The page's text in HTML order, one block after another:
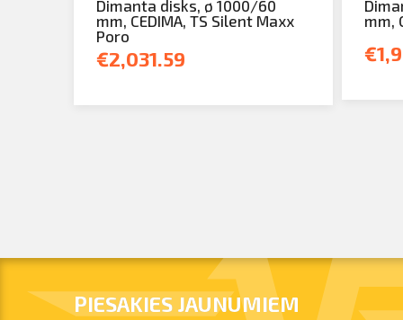
Dimanta disks, ø 1000/60
mm, CEDIMA, TS Silent Maxx
Poro
€2,031.59
mm,
PIESAKIES JAUNUMIEM